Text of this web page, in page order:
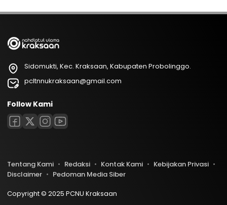
Sidomukti, Kec. Kraksaan, Kabupaten Probolinggo.
pcltnnukraksaan@gmail.com
Follow Kami
Tentang Kami Redaksi Kontak Kami
Kebijakan Privasi
Disclaimer
Pedoman Media Siber
Copyright © 2025 PCNU Kraksaan